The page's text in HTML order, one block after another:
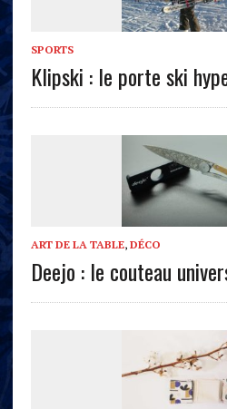
SPORTS
Klipski : le porte ski
ART DE LA TABLE, DÉCO
Deejo : le couteau